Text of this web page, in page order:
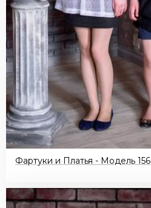
Фартуки и Платья - Модель 156